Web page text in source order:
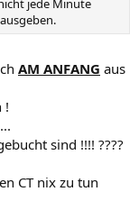
AM ANFANG aus
!
sind !!!! ????
CT nix zu tun